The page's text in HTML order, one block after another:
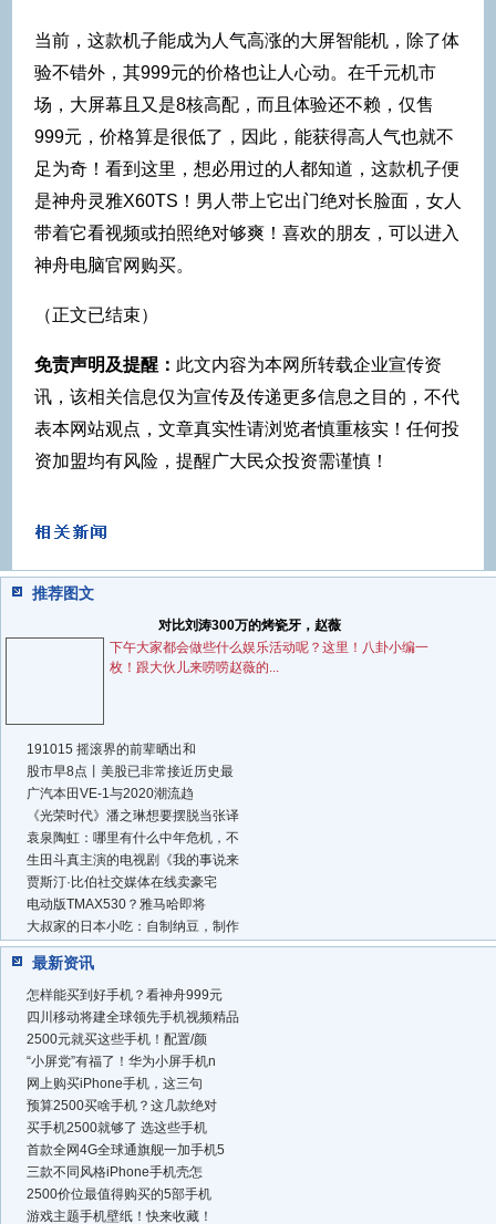
当前，这款机子能成为人气高涨的大屏智能机，除了体
验不错外，其999元的价格也让人心动。在千元机市
场，大屏幕且又是8核高配，而且体验还不赖，仅售
999元，价格算是很低了，因此，能获得高人气也就不
足为奇！看到这里，想必用过的人都知道，这款机子便
是神舟灵雅X60TS！男人带上它出门绝对长脸面，女人
带着它看视频或拍照绝对够爽！喜欢的朋友，可以进入
神舟电脑官网购买。
（正文已结束）
免责声明及提醒： 此文内容为本网所转载企业宣传资
讯，该相关信息仅为宣传及传递更多信息之目的，不代
表本网站观点，文章真实性请浏览者慎重核实！任何投
资加盟均有风险，提醒广大民众投资需谨慎！
推荐图文
对比刘涛300万的烤瓷牙，赵薇
下午大家都会做些什么娱乐活动呢？这里！八卦小编一
枚！跟大伙儿来唠唠赵薇的...
191015 摇滚界的前辈晒出和
股市早8点丨美股已非常接近历史最
广汽本田VE-1与2020潮流趋
《光荣时代》潘之琳想要摆脱当张译
袁泉陶虹：哪里有什么中年危机，不
生田斗真主演的电视剧《我的事说来
贾斯汀·比伯社交媒体在线卖豪宅
电动版TMAX530？雅马哈即将
大叔家的日本小吃：自制纳豆，制作
最新资讯
怎样能买到好手机？看神舟999元
四川移动将建全球领先手机视频精品
2500元就买这些手机！配置/颜
“小屏党”有福了！华为小屏手机n
网上购买iPhone手机，这三句
预算2500买啥手机？这几款绝对
买手机2500就够了 选这些手机
首款全网4G全球通旗舰一加手机5
三款不同风格iPhone手机壳怎
2500价位最值得购买的5部手机
游戏主题手机壁纸！快来收藏！